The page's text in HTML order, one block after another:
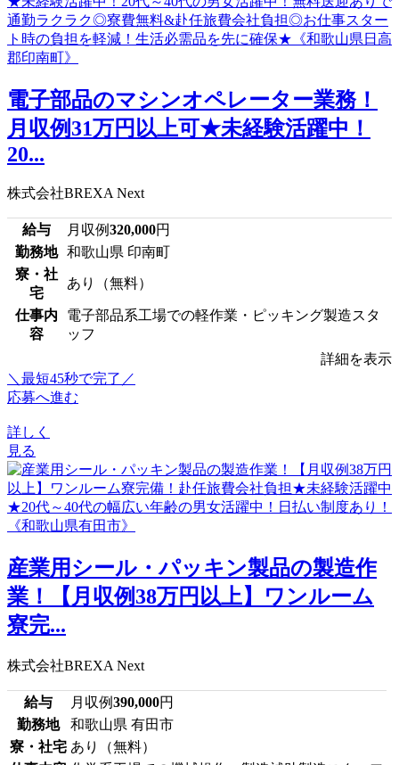
電子部品のマシンオペレーター業務！
月収例31万円以上可★未経験活躍中！
20...
株式会社BREXA Next
給与 月収例320,000円
勤務地 和歌山県 印南町
寮・社
宅
あり（無料）
仕事内
容
電子部品系工場での軽作業・ピッキング製造スタ
ッフ
詳細を表示
＼最短45秒で完了／
応募へ進む
詳しく
見る
産業用シール・パッキン製品の製造作
業！【月収例38万円以上】ワンルーム
寮完...
株式会社BREXA Next
給与 月収例390,000円
勤務地
和歌山県 有田市
寮・社宅 あり（無料）